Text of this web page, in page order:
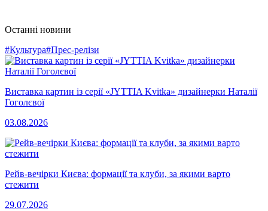
Останні новини
#Культура#Прес-релізи
Виставка картин із серії «JYTTIA Kvitka» дизайнерки Наталії
Гоголєвої
03.08.2026
Рейв-вечірки Києва: формації та клуби, за якими варто
стежити
29.07.2026